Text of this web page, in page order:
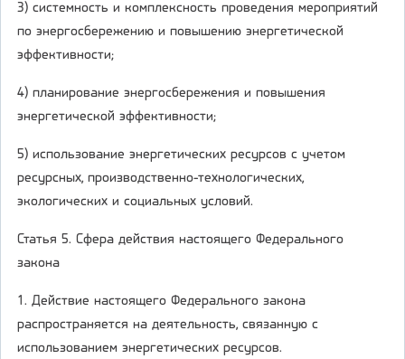
3) системность и комплексность проведения мероприятий
по энергосбережению и повышению энергетической
эффективности;
4) планирование энергосбережения и повышения
энергетической эффективности;
5) использование энергетических ресурсов с учетом
ресурсных, производственно-технологических,
экологических и социальных условий.
Статья 5. Сфера действия настоящего Федерального
закона
1. Действие настоящего Федерального закона
распространяется на деятельность, связанную с
использованием энергетических ресурсов.